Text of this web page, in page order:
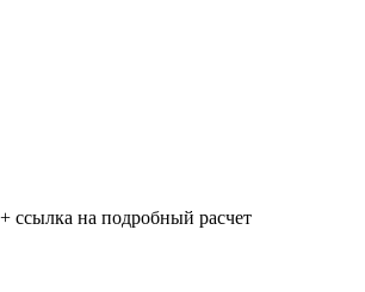
ссылка на подробный расчет